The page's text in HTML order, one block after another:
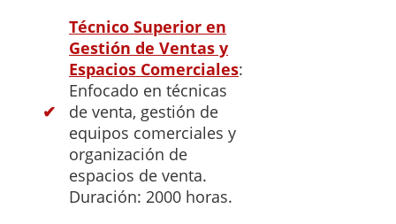
Técnico Superior en
Gestión de Ventas y
Espacios Comerciales:
Enfocado en técnicas
de venta, gestión de
equipos comerciales y
organización de
espacios de venta.
Duración: 2000 horas.